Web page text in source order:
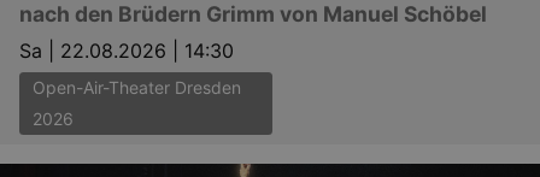
nach den Brüdern Grimm von Manuel Schöbel
Sa | 22.08.2026 | 14:30
Open-Air-Theater Dresden
2026